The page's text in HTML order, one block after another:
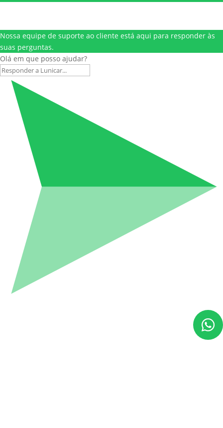
Nossa equipe de suporte ao cliente está aqui para responder às
suas perguntas.
Olá em que posso ajudar?